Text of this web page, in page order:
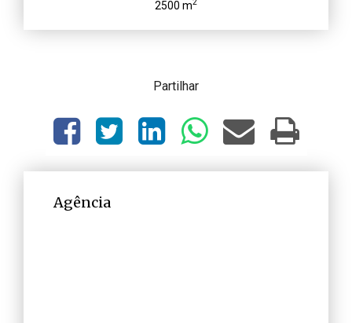
2500 m2
Partilhar
Agência